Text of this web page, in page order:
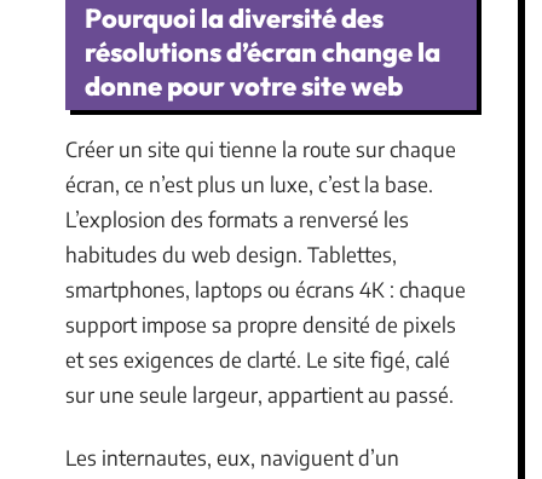
Pourquoi la diversité des
résolutions d’écran change la
donne pour votre site web
Créer un site qui tienne la route sur chaque
écran, ce n’est plus un luxe, c’est la base.
L’explosion des formats a renversé les
habitudes du web design. Tablettes,
smartphones, laptops ou écrans 4K : chaque
support impose sa propre densité de pixels
et ses exigences de clarté. Le site figé, calé
sur une seule largeur, appartient au passé.
Les internautes, eux, naviguent d’un